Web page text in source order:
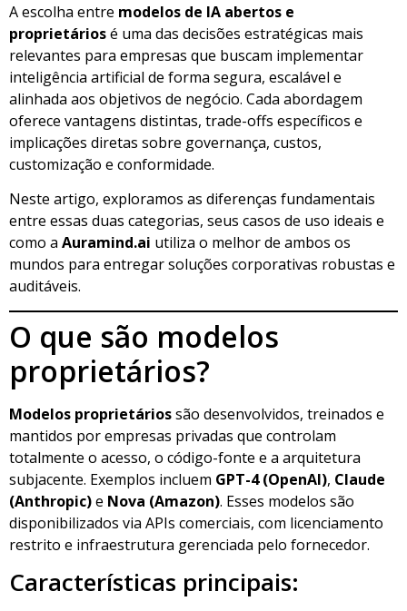
A escolha entre modelos de IA abertos e
proprietáriosé uma das decisões estratégicas mais
relevantes para empresas que buscam implementar
inteligência artificial de forma segura, escalável e
alinhada aos objetivos de negócio. Cada abordagem
oferece vantagens distintas, trade-offs específicos e
implicações diretas sobre governança, custos,
customização e conformidade.
Neste artigo, exploramos as diferenças fundamentais
entre essas duas categorias, seus casos de uso ideais e
como a Auramind.ai utiliza o melhor de ambos os
mundos para entregar soluções corporativas robustas e
auditáveis.
O que são modelos
proprietários?
Modelos proprietáriossão desenvolvidos, treinados e
mantidos por empresas privadas que controlam
totalmente o acesso, o código-fonte e a arquitetura
subjacente. Exemplos incluem GPT-4 (OpenAI), Claude
(Anthropic)e Nova (Amazon). Esses modelos são
disponibilizados via APIs comerciais, com licenciamento
restrito e infraestrutura gerenciada pelo fornecedor.
Características principais: